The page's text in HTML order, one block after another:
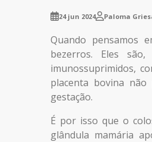
24 jun 2024 Paloma
Quando pensamos
bezerros. Eles
imunossuprimidos,
placenta bovina
gestação.
É por isso que o
glândula mamária